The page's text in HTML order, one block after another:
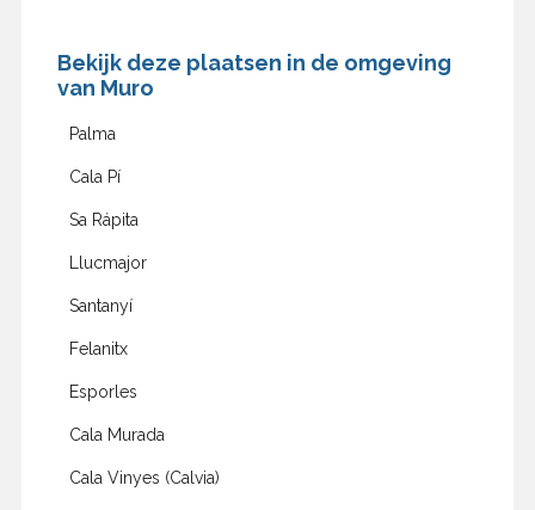
Bekijk deze plaatsen in de omgeving
van Muro
Palma
Cala Pí
Sa Rápita
Llucmajor
Santanyí
Felanitx
Esporles
Cala Murada
Cala Vinyes (Calvia)